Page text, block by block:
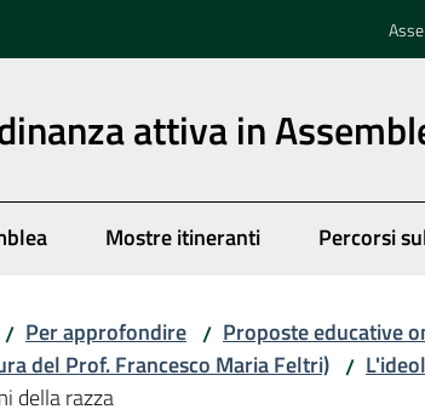
attiva in
Mostre itineranti Percorsi
/ Per approfondire / Proposte educative
del Prof. Francesco Maria Feltri) /
della razza